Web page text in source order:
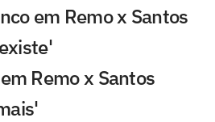
em Remo x Santos
Remo x Santos